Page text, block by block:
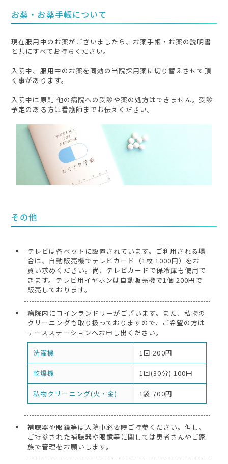
お薬・お薬手帳について
現在服用中のお薬がございましたら、お薬手帳・お薬の説明書
と共にすべてお持ちください。
入院中、服⽤中のお薬を同効の当院採用薬に切り替えさせて頂
く事があります。
入院中は原則 他の病院への受診や薬の処方はできません。受診
予定のある方は看護師までお伝えください。
その他
テレビは各ベットに設置されています。ご利用される場
合は、自動販売機でテレビカード（1枚 1000円）をお
買い求めください。尚、テレビカードで保冷庫も使用で
きます。テレビ用イヤホンは自動販売機で1個 200円で
販売しております。
病院内にコインランドリーがございます。また、私物の
クリーニングも取り扱っておりますので、ご希望の方は
ナースステーションへお申し出ください。
洗濯機 1回 200円
乾燥機 1回(30分) 100円
私物クリーニング(火・金) 1袋 700円
補聴器や眼鏡等は入院中必要時ご持参ください。但し、
ご持参された補聴器や眼鏡等に関しては患者さんやご家
族で管理をお願いします。